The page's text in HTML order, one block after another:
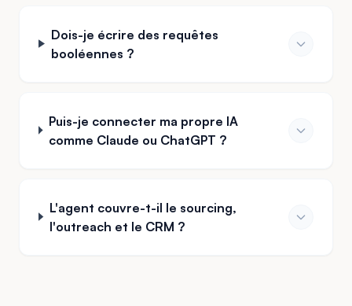
Dois-je écrire des requêtes
booléennes ?
Puis-je connecter ma propre IA
comme Claude ou ChatGPT ?
L'agent couvre-t-il le sourcing,
l'outreach et le CRM ?